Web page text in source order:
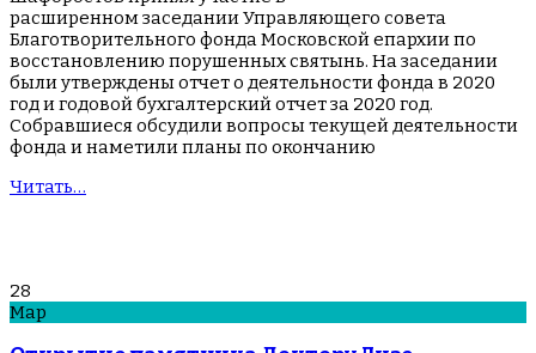
расширенном заседании Управляющего совета
Благотворительного фонда Московской епархии по
восстановлению порушенных святынь. На заседании
были утверждены отчет о деятельности фонда в 2020
год и годовой бухгалтерский отчет за 2020 год.
Собравшиеся обсудили вопросы текущей деятельности
фонда и наметили планы по окончанию
Читать…
28
Мар